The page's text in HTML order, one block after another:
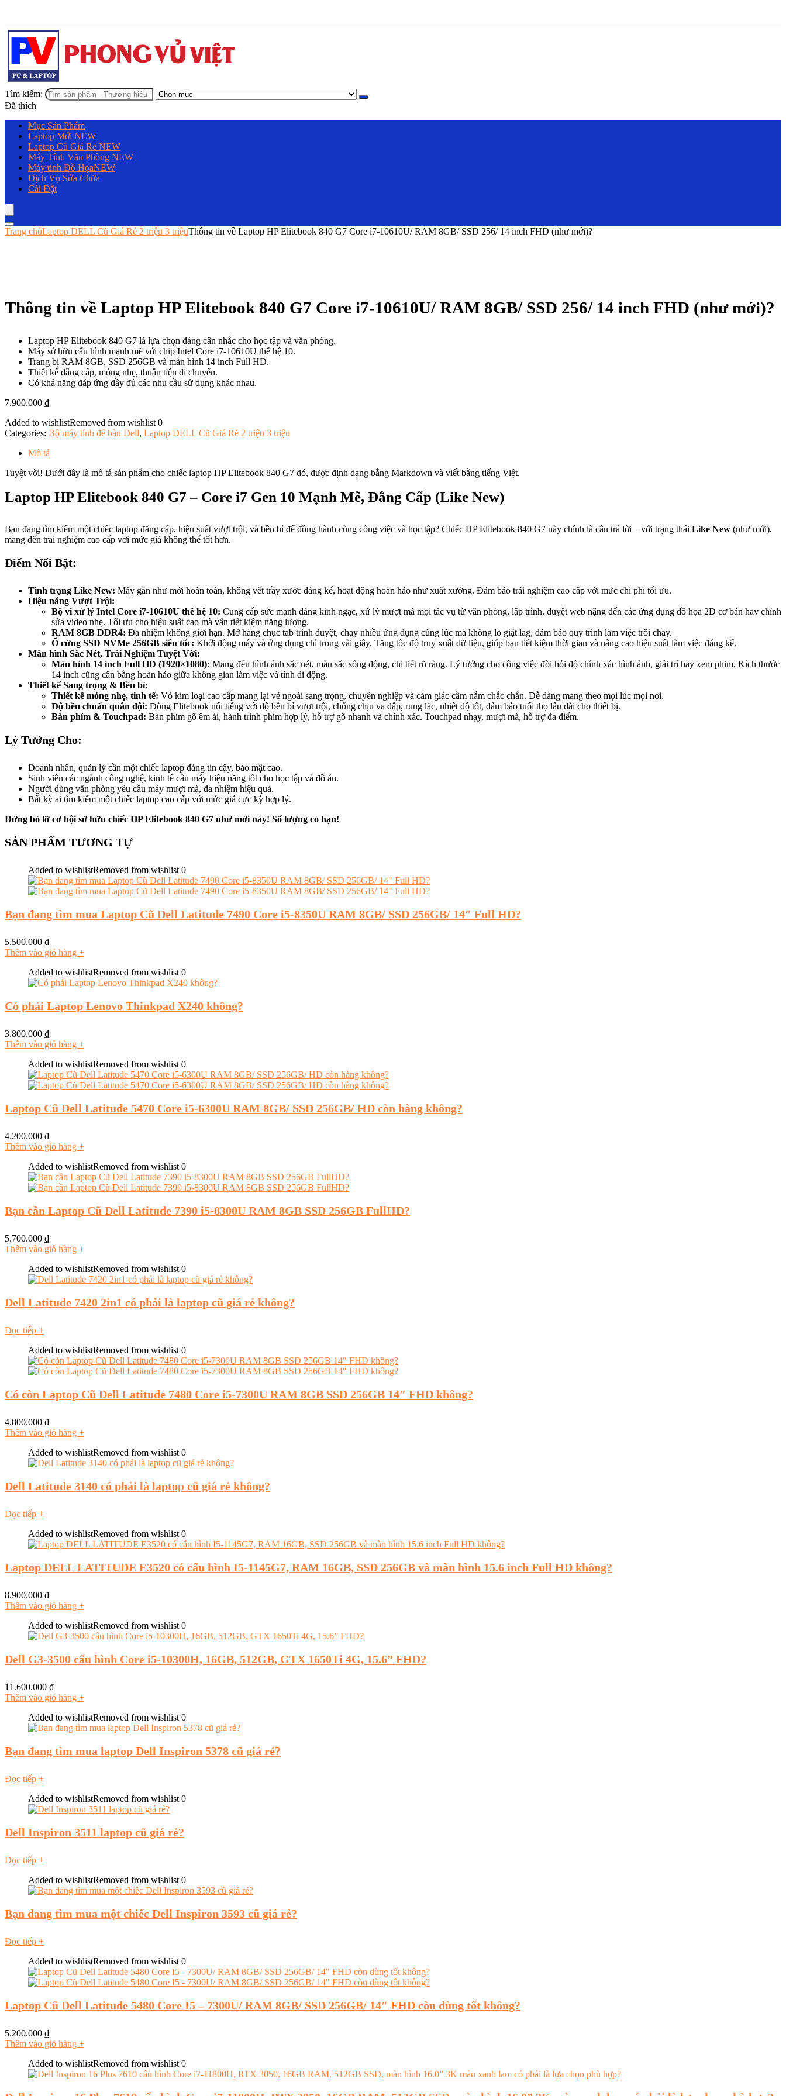
Tìm kiếm:
Đã thích
Mục Sản Phẩm
Laptop Mới NEW
Laptop Cũ Giá Rẻ NEW
Máy Tính Văn Phòng NEW
Máy tính Đồ HọaNEW
Dịch Vụ Sửa Chữa
Cài Đặt
Trang chủLaptop DELL Cũ Giá Rẻ 2 triệu 3 triệuThông tin về Laptop HP Elitebook 840 G7 Core i7-10610U/ RAM 8GB/ SSD 256/ 14 inch FHD (như mới)?
Thông tin về Laptop HP Elitebook 840 G7 Core i7-10610U/ RAM 8GB/ SSD 256/ 14 inch FHD (như mới)?
Laptop HP Elitebook 840 G7 là lựa chọn đáng cân nhắc cho học tập và văn phòng.
Máy sở hữu cấu hình mạnh mẽ với chip Intel Core i7-10610U thế hệ 10.
Trang bị RAM 8GB, SSD 256GB và màn hình 14 inch Full HD.
Thiết kế đẳng cấp, mỏng nhẹ, thuận tiện di chuyển.
Có khả năng đáp ứng đầy đủ các nhu cầu sử dụng khác nhau.
7.900.000 ₫
Added to wishlistRemoved from wishlist 0
Categories: Bộ máy tính để bàn Dell, Laptop DELL Cũ Giá Rẻ 2 triệu 3 triệu
Mô tả
Tuyệt vời! Dưới đây là mô tả sản phẩm cho chiếc laptop HP Elitebook 840 G7 đó, được định dạng bằng Markdown và viết bằng tiếng Việt.
Laptop HP Elitebook 840 G7 – Core i7 Gen 10 Mạnh Mẽ, Đẳng Cấp (Like New)
Bạn đang tìm kiếm một chiếc laptop đẳng cấp, hiệu suất vượt trội, và bền bỉ để đồng hành cùng công việc và học tập? Chiếc HP Elitebook 840 G7 này chính là câu trả lời – với trạng thái Like New (như mới),
mang đến trải nghiệm cao cấp với mức giá không thể tốt hơn.
Điểm Nổi Bật:
Tình trạng Like New: Máy gần như mới hoàn toàn, không vết trầy xước đáng kể, hoạt động hoàn hảo như xuất xưởng. Đảm bảo trải nghiệm cao cấp với mức chi phí tối ưu.
Hiệu năng Vượt Trội:
Bộ vi xử lý Intel Core i7-10610U thế hệ 10: Cung cấp sức mạnh đáng kinh ngạc, xử lý mượt mà mọi tác vụ từ văn phòng, lập trình, duyệt web nặng đến các ứng dụng đồ họa 2D cơ bản hay chỉnh
sửa video nhẹ. Tối ưu cho hiệu suất cao mà vẫn tiết kiệm năng lượng.
RAM 8GB DDR4: Đa nhiệm không giới hạn. Mở hàng chục tab trình duyệt, chạy nhiều ứng dụng cùng lúc mà không lo giật lag, đảm bảo quy trình làm việc trôi chảy.
Ổ cứng SSD NVMe 256GB siêu tốc: Khởi động máy và ứng dụng chỉ trong vài giây. Tăng tốc độ truy xuất dữ liệu, giúp bạn tiết kiệm thời gian và nâng cao hiệu suất làm việc đáng kể.
Màn hình Sắc Nét, Trải Nghiệm Tuyệt Vời:
Màn hình 14 inch Full HD (1920×1080): Mang đến hình ảnh sắc nét, màu sắc sống động, chi tiết rõ ràng. Lý tưởng cho công việc đòi hỏi độ chính xác hình ảnh, giải trí hay xem phim. Kích thước
14 inch cũng cân bằng hoàn hảo giữa không gian làm việc và tính di động.
Thiết kế Sang trọng & Bền bỉ:
Thiết kế mỏng nhẹ, tinh tế: Vỏ kim loại cao cấp mang lại vẻ ngoài sang trọng, chuyên nghiệp và cảm giác cầm nắm chắc chắn. Dễ dàng mang theo mọi lúc mọi nơi.
Độ bền chuẩn quân đội: Dòng Elitebook nổi tiếng với độ bền bỉ vượt trội, chống chịu va đập, rung lắc, nhiệt độ tốt, đảm bảo tuổi thọ lâu dài cho thiết bị.
Bàn phím & Touchpad: Bàn phím gõ êm ái, hành trình phím hợp lý, hỗ trợ gõ nhanh và chính xác. Touchpad nhạy, mượt mà, hỗ trợ đa điểm.
Lý Tưởng Cho:
Doanh nhân, quản lý cần một chiếc laptop đáng tin cậy, bảo mật cao.
Sinh viên các ngành công nghệ, kinh tế cần máy hiệu năng tốt cho học tập và đồ án.
Người dùng văn phòng yêu cầu máy mượt mà, đa nhiệm hiệu quả.
Bất kỳ ai tìm kiếm một chiếc laptop cao cấp với mức giá cực kỳ hợp lý.
Đừng bỏ lỡ cơ hội sở hữu chiếc HP Elitebook 840 G7 như mới này! Số lượng có hạn!
SẢN PHẨM TƯƠNG TỰ
Added to wishlistRemoved from wishlist 0
Bạn đang tìm mua Laptop Cũ Dell Latitude 7490 Core i5-8350U RAM 8GB/ SSD 256GB/ 14″ Full HD?
5.500.000 ₫
Thêm vào giỏ hàng +
Added to wishlistRemoved from wishlist 0
Có phải Laptop Lenovo Thinkpad X240 không?
3.800.000 ₫
Thêm vào giỏ hàng +
Added to wishlistRemoved from wishlist 0
Laptop Cũ Dell Latitude 5470 Core i5-6300U RAM 8GB/ SSD 256GB/ HD còn hàng không?
4.200.000 ₫
Thêm vào giỏ hàng +
Added to wishlistRemoved from wishlist 0
Bạn cần Laptop Cũ Dell Latitude 7390 i5-8300U RAM 8GB SSD 256GB FullHD?
5.700.000 ₫
Thêm vào giỏ hàng +
Added to wishlistRemoved from wishlist 0
Dell Latitude 7420 2in1 có phải là laptop cũ giá rẻ không?
Đọc tiếp +
Added to wishlistRemoved from wishlist 0
Có còn Laptop Cũ Dell Latitude 7480 Core i5-7300U RAM 8GB SSD 256GB 14″ FHD không?
4.800.000 ₫
Thêm vào giỏ hàng +
Added to wishlistRemoved from wishlist 0
Dell Latitude 3140 có phải là laptop cũ giá rẻ không?
Đọc tiếp +
Added to wishlistRemoved from wishlist 0
Laptop DELL LATITUDE E3520 có cấu hình I5-1145G7, RAM 16GB, SSD 256GB và màn hình 15.6 inch Full HD không?
8.900.000 ₫
Thêm vào giỏ hàng +
Added to wishlistRemoved from wishlist 0
Dell G3-3500 cấu hình Core i5-10300H, 16GB, 512GB, GTX 1650Ti 4G, 15.6” FHD?
11.600.000 ₫
Thêm vào giỏ hàng +
Added to wishlistRemoved from wishlist 0
Bạn đang tìm mua laptop Dell Inspiron 5378 cũ giá rẻ?
Đọc tiếp +
Added to wishlistRemoved from wishlist 0
Dell Inspiron 3511 laptop cũ giá rẻ?
Đọc tiếp +
Added to wishlistRemoved from wishlist 0
Bạn đang tìm mua một chiếc Dell Inspiron 3593 cũ giá rẻ?
Đọc tiếp +
Added to wishlistRemoved from wishlist 0
Laptop Cũ Dell Latitude 5480 Core I5 – 7300U/ RAM 8GB/ SSD 256GB/ 14″ FHD còn dùng tốt không?
5.200.000 ₫
Thêm vào giỏ hàng +
Added to wishlistRemoved from wishlist 0